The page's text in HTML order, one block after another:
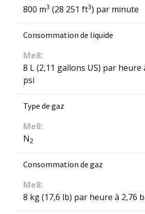
800 m3 (28 251 ft3) par minute
Consommation de liquide
Me8:
8 L (2,11 gallons US) par heure
psi
Type de gaz
Me8:
N2
Consommation de gaz
Me8:
8 kg (17,6 lb) par heure à 2,76